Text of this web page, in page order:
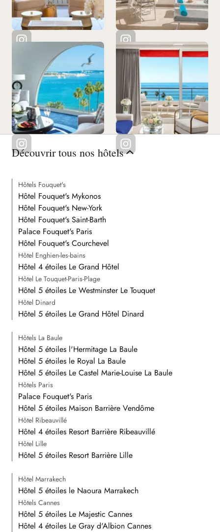
Découvrir tous nos hôtels
Hôtels Fouquet's
Hôtel Fouquet's Mykonos
Hôtel Fouquet's New-York
Hôtel Fouquet's Saint-Barth
Palace Fouquet's Paris
Hôtel Fouquet's Courchevel
Hôtel Enghien-les-bains
Hôtel 4 étoiles Le Grand Hôtel
Hôtel Le Touquet-Paris-Plage
Hôtel 5 étoiles Le Westminster Le Touquet
Hôtel Dinard
Hôtel 5 étoiles Le Grand Hôtel Dinard
Hôtels La Baule
Hôtel 5 étoiles l'Hermitage La Baule
Hôtel 5 étoiles le Royal La Baule
Hôtel 5 étoiles Le Castel Marie-Louise La Baule
Hôtels Paris
Palace Fouquet's Paris
Hôtel 5 étoiles Maison Barrière Vendôme
Hôtel Ribeauvillé
Hôtel 4 étoiles Resort Barrière Ribeauvillé
Hôtel Lille
Hôtel 5 étoiles Resort Barrière Lille
Hôtel Marrakech
Hôtel 5 étoiles le Naoura Marrakech
Hôtels Cannes
Hôtel 5 étoiles Le Majestic Cannes
Hôtel 4 étoiles Le Gray d'Albion Cannes